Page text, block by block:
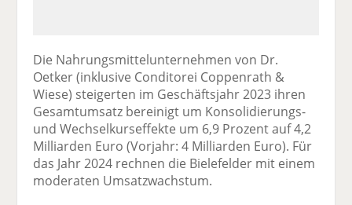
Die Nahrungsmittelunternehmen von Dr.
Oetker (inklusive Conditorei Coppenrath &
Wiese) steigerten im Geschäftsjahr 2023 ihren
Gesamtumsatz bereinigt um Konsolidierungs-
und Wechselkurseffekte um 6,9 Prozent auf 4,2
Milliarden Euro (Vorjahr: 4 Milliarden Euro). Für
das Jahr 2024 rechnen die Bielefelder mit einem
moderaten Umsatzwachstum.